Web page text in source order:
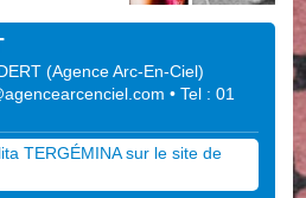
(Agence Arc-En-Ciel)
• Tel : 01
TERGÉMINA sur le site de